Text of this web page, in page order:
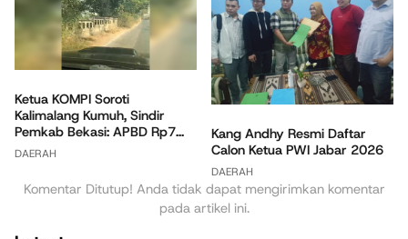
Ketua KOMPI Soroti
Kalimalang Kumuh, Sindir
Pemkab Bekasi: APBD Rp7...
DAERAH
Kang Andhy Resmi Daftar
Calon Ketua PWI Jabar 2026
DAERAH
Komentar Ditutup! Anda tidak dapat mengirimkan komentar
pada artikel ini.